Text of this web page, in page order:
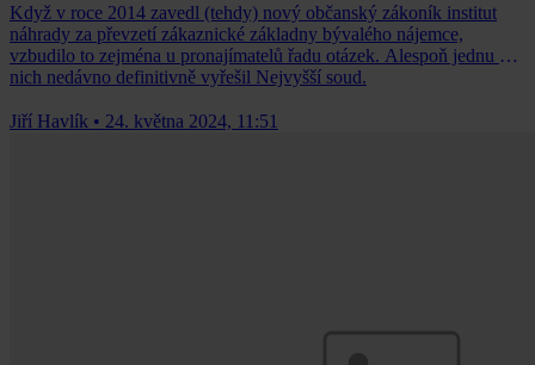
Když v roce 2014 zavedl (tehdy) nový občanský zákoník institut
náhrady za převzetí zákaznické základny bývalého nájemce,
vzbudilo to zejména u pronajímatelů řadu otázek. Alespoň jednu z
nich nedávno definitivně vyřešil Nejvyšší soud.
Jiří Havlík • 24. května 2024, 11:51